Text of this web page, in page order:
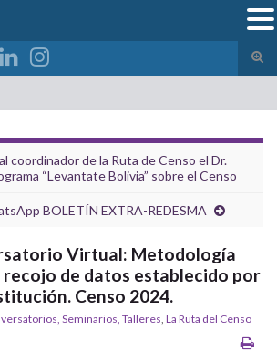
el
for:
coordinador de la Ruta de Censo el Dr.
“Levantate Bolivia” sobre el Censo
BOLETÍN EXTRA-REDESMA
Virtual: Metodología
recojo de datos establecido por
Censo 2024.
Seminarios, Talleres, La Ruta del Censo